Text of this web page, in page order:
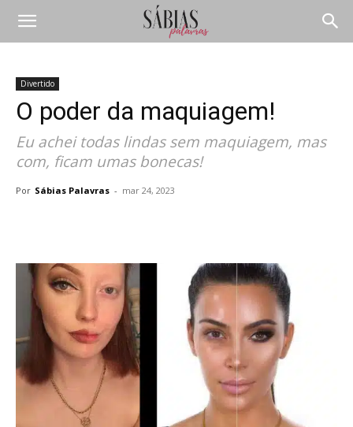
Divertido
O poder da maquiagem!
Eu achei todas lindas sem maquiagem, mas
com, ficam umas bonecas!
Por Sábias Palavras - mar 24, 2023